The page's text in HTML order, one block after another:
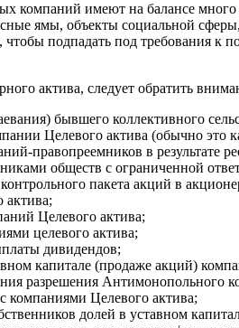
компаний имеют на балансе
ямы, объекты социальной
чтобы подпадать под требования
актива, следует обратить
бывшего коллективного
Целевого актива (обычно это
правопреемников в результате
обществ с ограниченной
пакета акций в
актива;
Целевого актива;
целевого актива;
дивидендов;
капитале (продаже акций)
разрешения Антимонопольного
компаниями Целевого актива;
долей в уставном